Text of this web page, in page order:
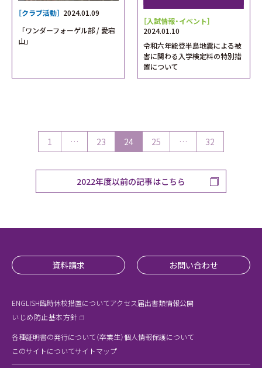
［クラブ活動］ 2024.01.09
「ワンダーフォーゲル部 / 愛宕
山」
［入試情報・イベント］
2024.01.10
令和六年能登半島地震による被
害に関わる入学検定料の特別措
置について
1 … 23 24 25 … 32
2022年度以前の記事はこちら
資料請求 お問い合わせ
ENGLISH臨時休校措置についてアクセス届出書類情報公開
いじめ防止基本方針
各種証明書の発行について（卒業生）個人情報保護について
このサイトについてサイトマップ